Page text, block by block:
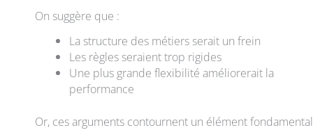
On suggère que :
La structure des métiers serait un frein
Les règles seraient trop rigides
Une plus grande flexibilité améliorerait la
performance
Or, ces arguments contournent un élément